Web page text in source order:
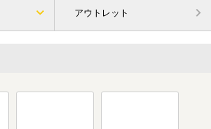
アウトレット